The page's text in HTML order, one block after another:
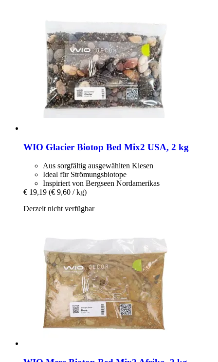
WIO Glacier Biotop Bed Mix2 USA, 2 kg
Aus sorgfältig ausgewählten Kiesen
Ideal für Strömungsbiotope
Inspiriert von Bergseen Nordamerikas
€ 19,19 (€ 9,60 / kg)
Derzeit nicht verfügbar